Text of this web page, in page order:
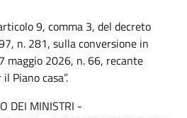
9, comma 3, del decreto
n. 281, sulla conversione in
maggio 2026, n. 66, recante
Piano casa”.
DEI MINISTRI -